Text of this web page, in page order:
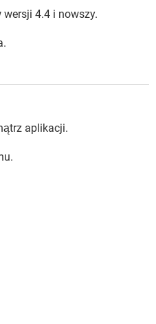
4.4 i nowszy.
aplikacji.